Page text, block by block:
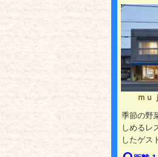
ｍｕ
季節の野
しめるレ
したゲス